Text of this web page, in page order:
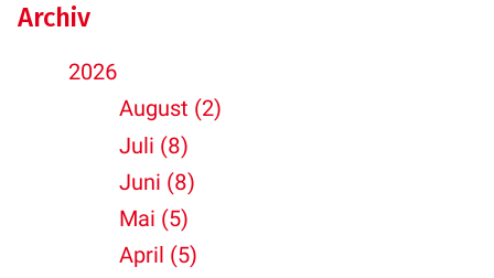
Archiv
2026
August (2)
Juli (8)
Juni (8)
Mai (5)
April (5)